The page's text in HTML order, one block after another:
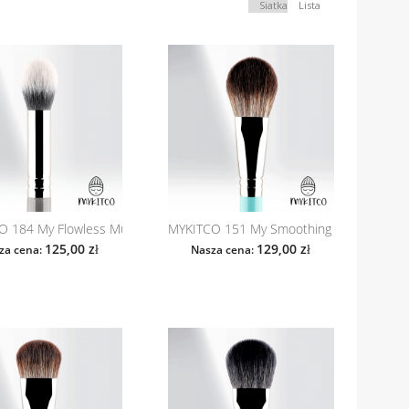
Siatka Lista
184 My Flowless Multi
cena: 125,00 zł
MYKITCO 151 My Smoothing Powder
Nasza cena: 129,00 zł